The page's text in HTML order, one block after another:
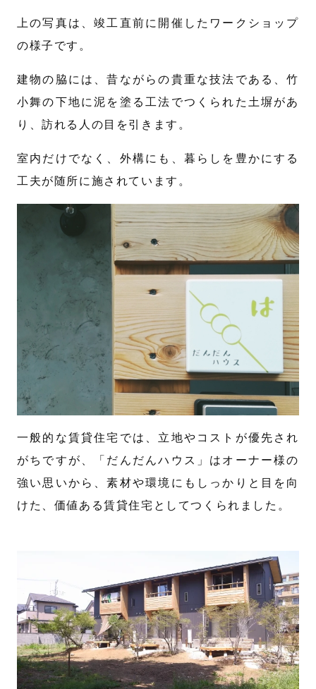
上の写真は、竣工直前に開催したワークショップ
の様子です。
建物の脇には、昔ながらの貴重な技法である、竹
小舞の下地に泥を塗る工法でつくられた土塀があ
り、訪れる人の目を引きます。
室内だけでなく、外構にも、暮らしを豊かにする
工夫が随所に施されています。
一般的な賃貸住宅では、立地やコストが優先され
がちですが、「だんだんハウス」はオーナー様の
強い思いから、素材や環境にもしっかりと目を向
けた、価値ある賃貸住宅としてつくられました。